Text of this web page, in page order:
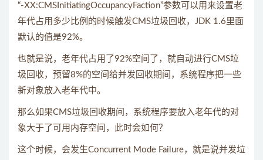
“-XX:CMSInitiatingOccupancyFaction”参数可以用来设置老
年代占用多少比例的时候触发CMS垃圾回收，JDK 1.6里面
默认的值是92%。
也就是说，老年代占用了92%空间了，就自动进行CMS垃
圾回收，预留8%的空间给并发回收期间，系统程序把一些
新对象放入老年代中。
那么如果CMS垃圾回收期间，系统程序要放入老年代的对
象大于了可用内存空间，此时会如何？
这个时候，会发生Concurrent Mode Failure，就是说并发垃